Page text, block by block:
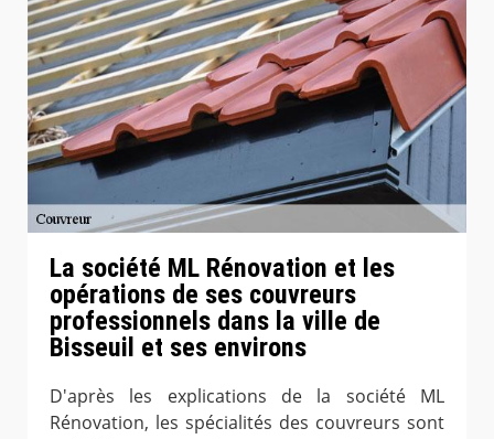
La société ML Rénovation et les
opérations de ses couvreurs
professionnels dans la ville de
Bisseuil et ses environs
D'après les explications de la société ML
Rénovation, les spécialités des couvreurs sont